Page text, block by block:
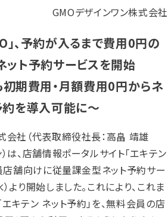
GMOデザインワン株式会社
」、予約が入るまで費用0円の
ット予約サービスを開始
期費用・月額費用0円からネ
約を導入可能に～
会社（代表取締役社長：高畠 靖雄
は、店舗情報ポータルサイト「エキテン
店舗向けに従量課金型ネット予約サー
より開始しました。これにより、これま
キテン ネット予約」を、無料会員の店